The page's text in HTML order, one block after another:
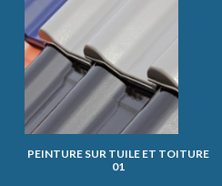
PEINTURE SUR TUILE ET TOITURE
01